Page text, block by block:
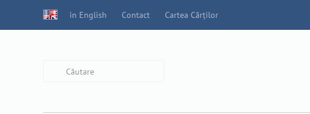
in English Contact Cartea Cărților